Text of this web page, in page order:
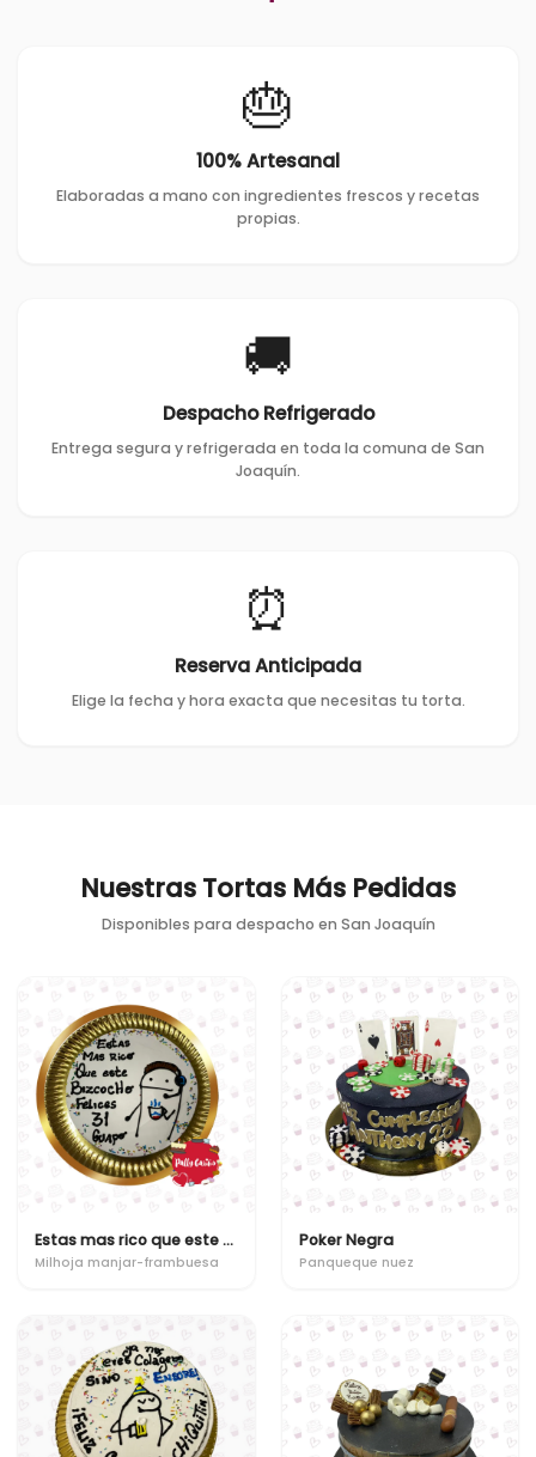
🎂
100% Artesanal
Elaboradas a mano con ingredientes frescos y recetas
propias.
🚚
Despacho Refrigerado
Entrega segura y refrigerada en toda la comuna de San
Joaquín.
⏰
Reserva Anticipada
Elige la fecha y hora exacta que necesitas tu torta.
Nuestras Tortas Más Pedidas
Disponibles para despacho en San Joaquín
Estas mas rico que este bizcocho
Milhoja manjar-frambuesa
Poker Negra
Panqueque nuez